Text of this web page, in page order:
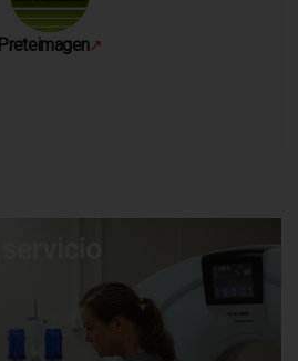
Preteimagen↗
Se abre en una pestaña nueva